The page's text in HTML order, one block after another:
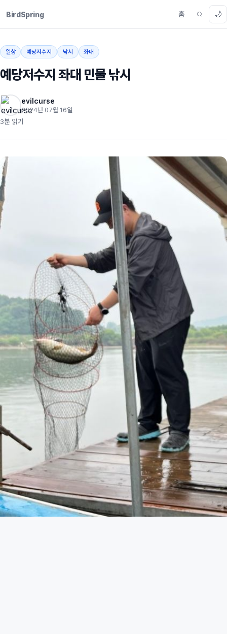
BirdSpring 홈 🌙
일상 예당저수지 낚시 좌대
예당저수지 좌대 민물 낚시
evilcurse
2024년 07월 16일
3분 읽기